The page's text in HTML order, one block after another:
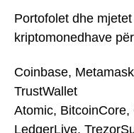
Portofolet dhe
kriptomonedhave
Coinbase,
TrustWallet
Atomic,
LedgerLive,